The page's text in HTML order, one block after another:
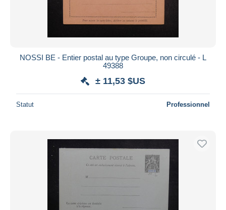
NOSSI BE - Entier postal au type Groupe, non circulé - L
49388
± 11,53 $US
Statut Professionnel